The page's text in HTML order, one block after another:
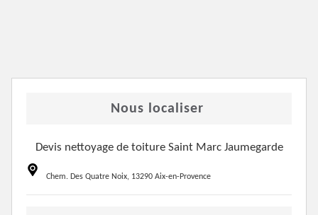
Nous localiser
Devis nettoyage de toiture Saint Marc Jaumegarde
Chem. Des Quatre Noix, 13290 Aix-en-Provence